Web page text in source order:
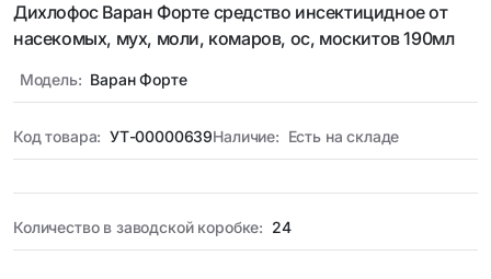
Дихлофос Варан Форте средство инсектицидное от
насекомых, мух, моли, комаров, ос, москитов 190мл
Модель: Варан Форте
Код товара: УТ-00000639Наличие: Есть на складе
Количество в заводской коробке: 24